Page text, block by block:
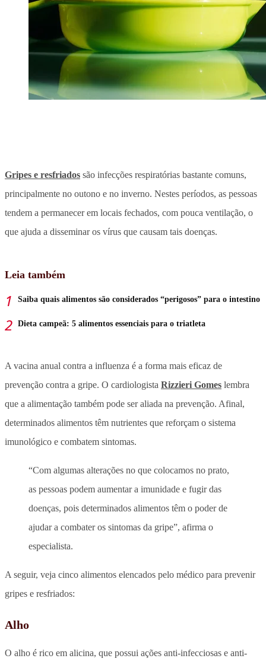
Gripes e resfriados são infecções respiratórias bastante comuns,
principalmente no outono e no inverno. Nestes períodos, as pessoas
tendem a permanecer em locais fechados, com pouca ventilação, o
que ajuda a disseminar os vírus que causam tais doenças.
Leia também
Saiba quais alimentos são considerados “perigosos” para o intestino
Dieta campeã: 5 alimentos essenciais para o triatleta
A vacina anual contra a influenza é a forma mais eficaz de
prevenção contra a gripe. O cardiologista Rizzieri Gomes lembra
que a alimentação também pode ser aliada na prevenção. Afinal,
determinados alimentos têm nutrientes que reforçam o sistema
imunológico e combatem sintomas.
“Com algumas alterações no que colocamos no prato,
as pessoas podem aumentar a imunidade e fugir das
doenças, pois determinados alimentos têm o poder de
ajudar a combater os sintomas da gripe”, afirma o
especialista.
A seguir, veja cinco alimentos elencados pelo médico para prevenir
gripes e resfriados:
Alho
O alho é rico em alicina, que possui ações anti-infecciosas e anti-